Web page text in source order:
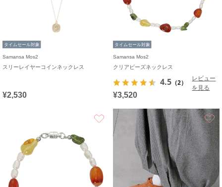
タイムセール対象
Samansa Mos2
スリーレイヤーコインネックレス
¥2,530
タイムセール対象
Samansa Mos2
クリアビーズネックレス
4.5 （2）
レビュー
を見る
¥3,520
お気に入り